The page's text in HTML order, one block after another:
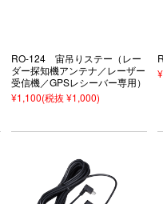
RO-124 宙吊りステー（レー
ダー探知機アンテナ／レーザー
受信機／GPSレシーバー専用）
¥1,100(税抜 ¥1,000)